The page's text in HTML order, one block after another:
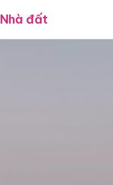
Nhà đất